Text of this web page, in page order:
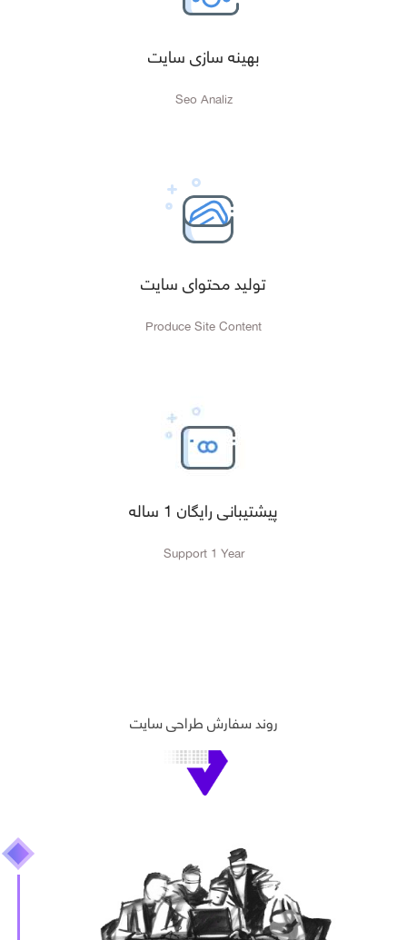
بهینه سازی سایت
Seo Analiz
تولید محتوای سایت
Produce Site Content
پیشتیبانی رایگان 1 ساله
Support 1 Year
روند سفارش طراحی سایت